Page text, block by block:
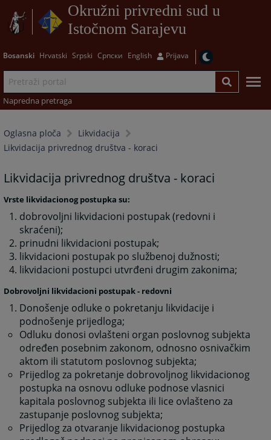
Okružni privredni sud u
Istočnom Sarajevu
Bosanski Hrvatski Srpski Српски English Prijava
Napredna pretraga
Oglasna ploča
Likvidacija
Likvidacija privrednog društva - koraci
Likvidacija privrednog društva - koraci
Vrste likvidacionog postupka su:
dobrovoljni likvidacioni postupak (redovni i
skraćeni);
prinudni likvidacioni postupak;
likvidacioni postupak po službenoj dužnosti;
likvidacioni postupci utvrđeni drugim zakonima;
Dobrovoljni likvidacioni postupak - redovni
Donošenje odluke o pokretanju likvidacije i
podnošenje prijedloga;
Odluku donosi ovlašteni organ poslovnog subjekta
određen posebnim zakonom, odnosno osnivačkim
aktom ili statutom poslovnog subjekta;
Prijedlog za pokretanje dobrovoljnog likvidacionog
postupka na osnovu odluke podnose vlasnici
kapitala poslovnog subjekta ili lice ovlašteno za
zastupanje poslovnog subjekta;
Prijedlog za otvaranje likvidacionog postupka